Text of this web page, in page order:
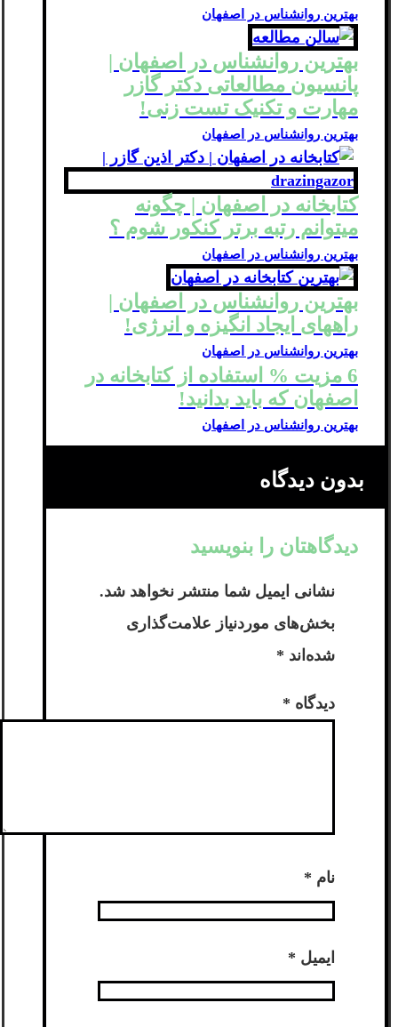
بهترین روانشناس در اصفهان
بهترین روانشناس در اصفهان |
پانسیون مطالعاتی دکتر گازر
مهارت و تکنیک تست زنی!
بهترین روانشناس در اصفهان
کتابخانه در اصفهان | چگونه
میتوانم رتبه برتر کنکور شوم ؟
بهترین روانشناس در اصفهان
بهترین روانشناس در اصفهان |
راههای ایجاد انگیزه و انرژی!
بهترین روانشناس در اصفهان
6 مزیت % استفاده از کتابخانه در
اصفهان که باید بدانید!
بهترین روانشناس در اصفهان
بدون دیدگاه
دیدگاهتان را بنویسید
نشانی ایمیل شما منتشر نخواهد شد.
بخش‌های موردنیاز علامت‌گذاری
شده‌اند *
دیدگاه *
نام *
ایمیل *